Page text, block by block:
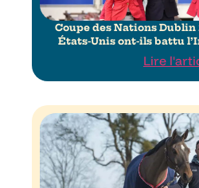
Coupe des Nations Dublin
États-Unis ont-ils battu
Lire